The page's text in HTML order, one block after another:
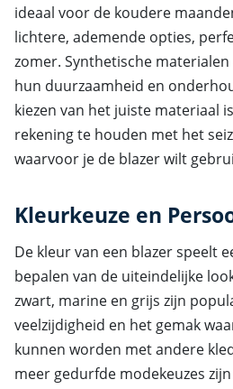
ideaal voor de koudere
lichtere, ademende opties,
zomer. Synthetische
hun duurzaamheid en
kiezen van het juiste materiaal
rekening te houden met het
waarvoor je de blazer wilt
Kleurkeuze en
De kleur van een blazer speelt
bepalen van de uiteindelijke
zwart, marine en grijs zijn
veelzijdigheid en het gemak
kunnen worden met andere
meer gedurfde modekeuzes